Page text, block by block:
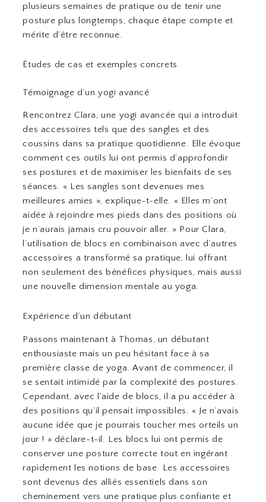
plusieurs semaines de pratique ou de tenir une
posture plus longtemps, chaque étape compte et
mérite d’être reconnue.
Études de cas et exemples concrets
Témoignage d’un yogi avancé
Rencontrez Clara, une yogi avancée qui a introduit
des accessoires tels que des sangles et des
coussins dans sa pratique quotidienne. Elle évoque
comment ces outils lui ont permis d’approfondir
ses postures et de maximiser les bienfaits de ses
séances. « Les sangles sont devenues mes
meilleures amies », explique-t-elle. « Elles m’ont
aidée à rejoindre mes pieds dans des positions où
je n’aurais jamais cru pouvoir aller. » Pour Clara,
l’utilisation de blocs en combinaison avec d’autres
accessoires a transformé sa pratique, lui offrant
non seulement des bénéfices physiques, mais aussi
une nouvelle dimension mentale au yoga.
Expérience d’un débutant
Passons maintenant à Thomas, un débutant
enthousiaste mais un peu hésitant face à sa
première classe de yoga. Avant de commencer, il
se sentait intimidé par la complexité des postures.
Cependant, avec l’aide de blocs, il a pu accéder à
des positions qu’il pensait impossibles. « Je n’avais
aucune idée que je pourrais toucher mes orteils un
jour ! » déclare-t-il. Les blocs lui ont permis de
conserver une posture correcte tout en ingérant
rapidement les notions de base. Les accessoires
sont devenus des alliés essentiels dans son
cheminement vers une pratique plus confiante et